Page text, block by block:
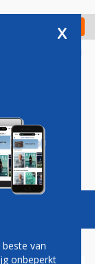
Check in
Vacatures
x
van
onbeperkt